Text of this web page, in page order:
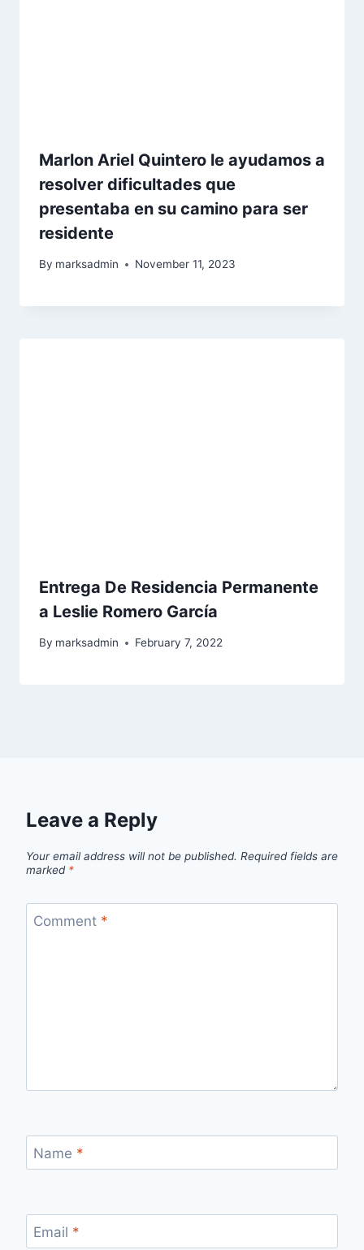
Marlon Ariel Quintero le ayudamos a
resolver dificultades que
presentaba en su camino para ser
residente
By marksadmin November 11, 2023
Entrega De Residencia Permanente
a Leslie Romero García
By marksadmin February 7, 2022
Leave a Reply
Your email address will not be published. Required fields are
marked *
Comment *
Name *
Email *